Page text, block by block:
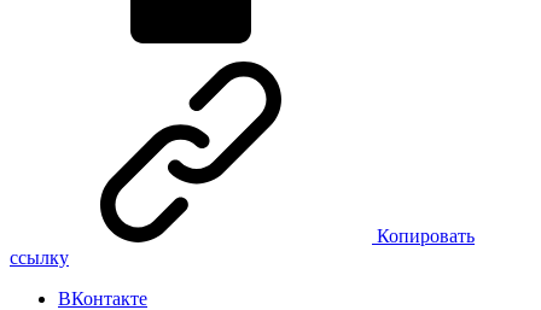
Копировать
ссылку
ВКонтакте